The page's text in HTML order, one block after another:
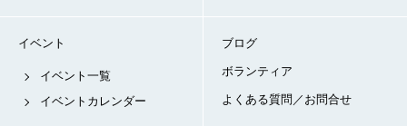
イベント
イベント一覧
イベントカレンダー
ブログ
ボランティア
よくある質問／お問合せ